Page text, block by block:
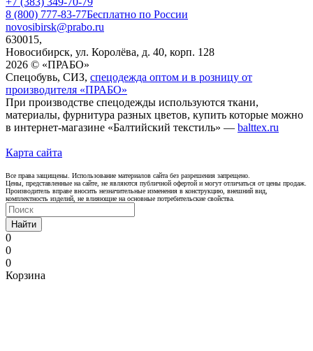
8 (800) 777-83-77Бесплатно по России
novosibirsk@prabo.ru
630015,
Новосибирск, ул. Королёва, д. 40, корп. 128
2026 © «ПРАБО»
Спецобувь, СИЗ, спецодежда оптом и в розницу от
производителя «ПРАБО»
При производстве спецодежды используются ткани,
материалы, фурнитура разных цветов, купить которые можно
в интернет-магазине «Балтийский текстиль» — balttex.ru
Карта сайта
Все права защищены. Использование материалов сайта без разрешения запрещено.
Цены, представленные на сайте, не являются публичной офертой и могут отличаться от цены продаж.
Производитель вправе вносить незначительные изменения в конструкцию, внешний вид,
комплектность изделий, не влияющие на основные потребительские свойства.
Найти
0
0
0
Корзина